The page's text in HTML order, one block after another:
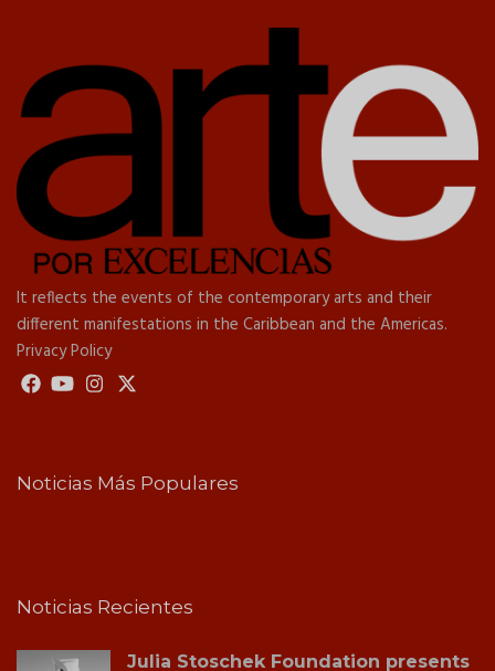
It reflects the events of the contemporary arts and their
different manifestations in the Caribbean and the Americas.
Privacy Policy
Noticias Más Populares
Noticias Recientes
Julia Stoschek Foundation presents